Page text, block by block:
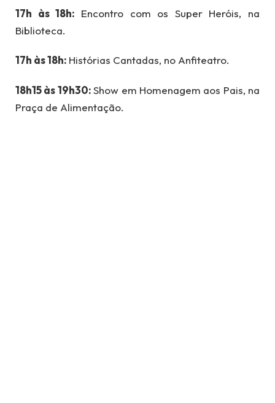
17h às 18h: Encontro com os Super Heróis, na
Biblioteca.
17h às 18h: Histórias Cantadas, no Anfiteatro.
18h15 às 19h30:Show em Homenagem aos Pais, na
Praça de Alimentação.